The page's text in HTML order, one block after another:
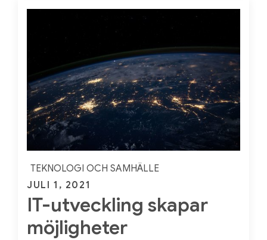
mobiltelefon
TEKNOLOGI OCH SAMHÄLLE
Posted
on
JULI 1, 2021
IT-utveckling skapar
möjligheter